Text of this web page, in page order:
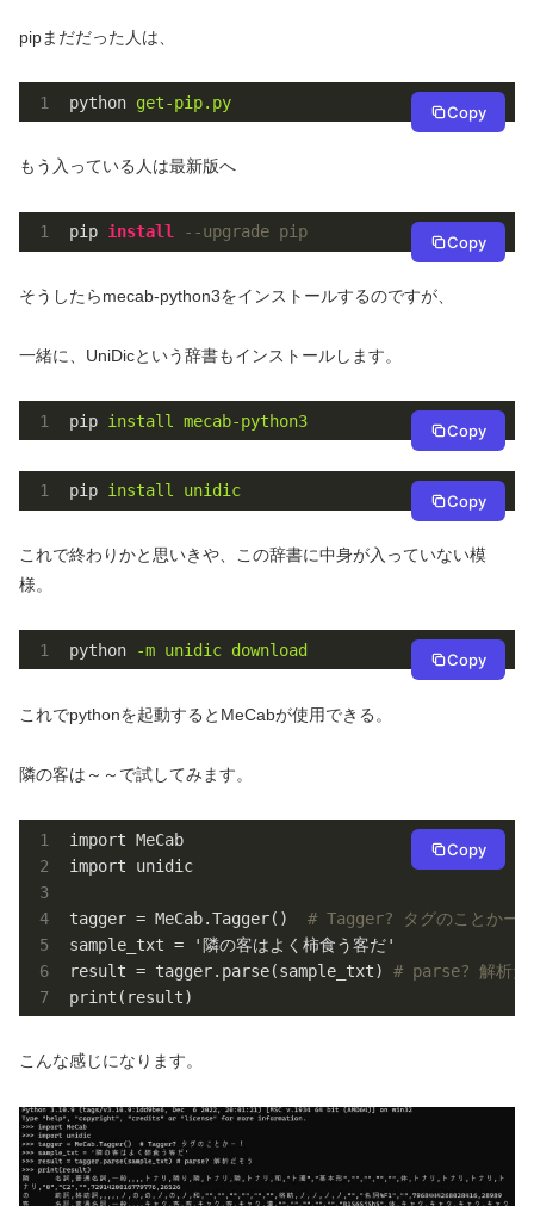
pipまだだった人は、
python get-pip.py
Copy
もう入っている人は最新版へ
pip install --upgrade pip
Copy
そうしたらmecab-python3をインストールするのですが、
一緒に、UniDicという辞書もインストールします。
pip install mecab-python3
Copy
pip install unidic
Copy
これで終わりかと思いきや、この辞書に中身が入っていない模
様。
python -m unidic download
Copy
これでpythonを起動するとMeCabが使用できる。
隣の客は～～で試してみます。
import MeCab
import unidic
tagger = MeCab.Tagger() # Tagger? タグのことかー
sample_txt = '隣の客はよく柿食う客だ'
result = tagger.parse(sample_txt) # parse? 解析だ
print(result)
Copy
こんな感じになります。